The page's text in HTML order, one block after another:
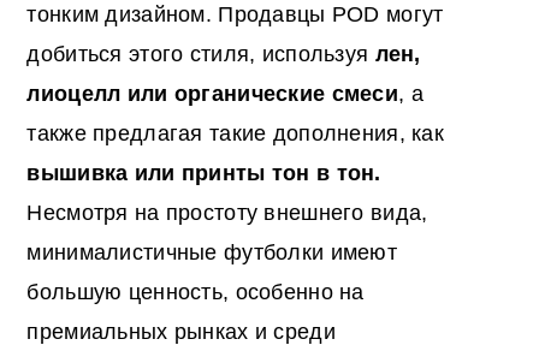
тонким дизайном. Продавцы POD могут
добиться этого стиля, используя лен,
лиоцелл или органические смеси, а
также предлагая такие дополнения, как
вышивка или принты тон в тон.
Несмотря на простоту внешнего вида,
минималистичные футболки имеют
большую ценность, особенно на
премиальных рынках и среди